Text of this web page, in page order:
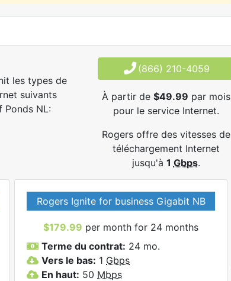
les types de
suivants
Ponds NL:
(866) 210-4059
À partir de $49.99 par mois
pour le service Internet.
Rogers offre des vitesses de
téléchargement Internet
jusqu'à 1 Gbps.
Rogers Ignite for business Gigabit NB
$179.99 per month for 24 months
Terme du contrat: 24 mo.
Vers le bas: 1 Gbps
En haut: 50 Mbps